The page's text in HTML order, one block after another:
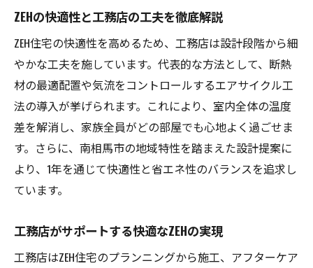
ZEHの快適性と工務店の工夫を徹底解説
ZEH住宅の快適性を高めるため、工務店は設計段階から細
やかな工夫を施しています。代表的な方法として、断熱
材の最適配置や気流をコントロールするエアサイクル工
法の導入が挙げられます。これにより、室内全体の温度
差を解消し、家族全員がどの部屋でも心地よく過ごせま
す。さらに、南相馬市の地域特性を踏まえた設計提案に
より、1年を通じて快適性と省エネ性のバランスを追求し
ています。
工務店がサポートする快適なZEHの実現
工務店はZEH住宅のプランニングから施工、アフターケア